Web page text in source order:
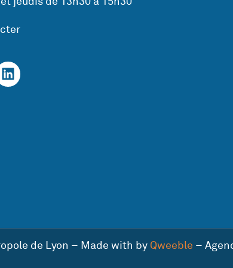
de Lyon – Made with by Qweeble –